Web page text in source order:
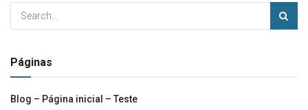
Páginas
Blog – Página inicial – Teste